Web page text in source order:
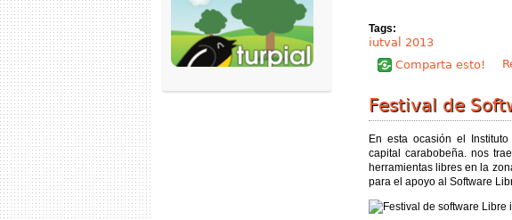
Tags:
iutval 2013
Comparta esto!
Festival de
En esta ocasión el
capital carabobeña. nos
herramientas libres en la
para el apoyo al Software